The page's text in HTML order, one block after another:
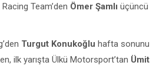
Team’den Ömer Şamlı üçüncü
Turgut Konukoğlu hafta sonunu
ilk yarışta Ülkü Motorsport’tan Ümit